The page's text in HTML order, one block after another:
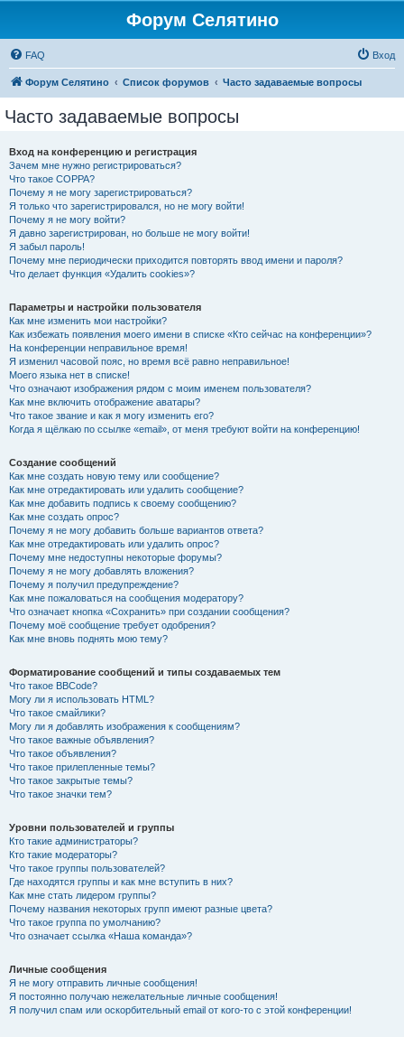
Форум Селятино
FAQ Вход
Форум Селятино Список форумов Часто задаваемые вопросы
Часто задаваемые вопросы
Вход на конференцию и регистрация
Зачем мне нужно регистрироваться?
Что такое COPPA?
Почему я не могу зарегистрироваться?
Я только что зарегистрировался, но не могу войти!
Почему я не могу войти?
Я давно зарегистрирован, но больше не могу войти!
Я забыл пароль!
Почему мне периодически приходится повторять ввод имени и пароля?
Что делает функция «Удалить cookies»?
Параметры и настройки пользователя
Как мне изменить мои настройки?
Как избежать появления моего имени в списке «Кто сейчас на конференции»?
На конференции неправильное время!
Я изменил часовой пояс, но время всё равно неправильное!
Моего языка нет в списке!
Что означают изображения рядом с моим именем пользователя?
Как мне включить отображение аватары?
Что такое звание и как я могу изменить его?
Когда я щёлкаю по ссылке «email», от меня требуют войти на конференцию!
Создание сообщений
Как мне создать новую тему или сообщение?
Как мне отредактировать или удалить сообщение?
Как мне добавить подпись к своему сообщению?
Как мне создать опрос?
Почему я не могу добавить больше вариантов ответа?
Как мне отредактировать или удалить опрос?
Почему мне недоступны некоторые форумы?
Почему я не могу добавлять вложения?
Почему я получил предупреждение?
Как мне пожаловаться на сообщения модератору?
Что означает кнопка «Сохранить» при создании сообщения?
Почему моё сообщение требует одобрения?
Как мне вновь поднять мою тему?
Форматирование сообщений и типы создаваемых тем
Что такое BBCode?
Могу ли я использовать HTML?
Что такое смайлики?
Могу ли я добавлять изображения к сообщениям?
Что такое важные объявления?
Что такое объявления?
Что такое прилепленные темы?
Что такое закрытые темы?
Что такое значки тем?
Уровни пользователей и группы
Кто такие администраторы?
Кто такие модераторы?
Что такое группы пользователей?
Где находятся группы и как мне вступить в них?
Как мне стать лидером группы?
Почему названия некоторых групп имеют разные цвета?
Что такое группа по умолчанию?
Что означает ссылка «Наша команда»?
Личные сообщения
Я не могу отправить личные сообщения!
Я постоянно получаю нежелательные личные сообщения!
Я получил спам или оскорбительный email от кого-то с этой конференции!